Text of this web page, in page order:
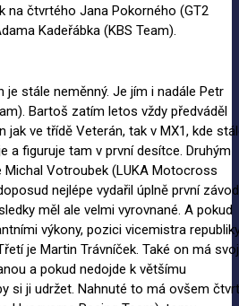
na čtvrtého Jana Pokorného (GT2
Kadeřábka (KBS Team).
je stále neměnný. Je jím i nadále Petr
Bartoš zatím letos vždy předváděl
jak ve třídě Veterán, tak v MX1, kde
a figuruje tam v první desítce. Druhým
Votroubek (LUKA Motocross
nejlépe vydařil úplně první závod
měl ale velmi vyrovnané. A pokud
výkony, pozici vicemistra
je Martin Trávníček. Také on má
a pokud nedojde k většímu
si ji udržet. Nahnuté to má ovšem